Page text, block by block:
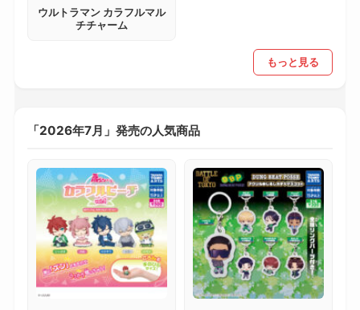
ウルトラマン カラフルマル
チチャーム
もっと見る
「2026年7月」発売の人気商品